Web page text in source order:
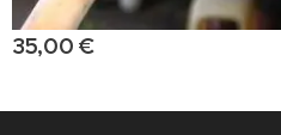
35,00 €